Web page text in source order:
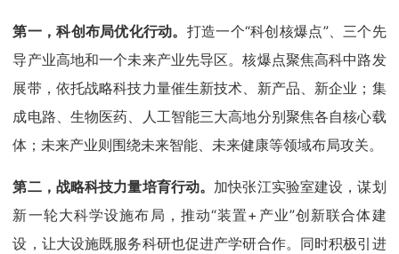
第一，科创布局优化行动。 打造一个“科创核爆点”、三个先
导产业高地和一个未来产业先导区。核爆点聚焦高科中路发
展带，依托战略科技力量催生新技术、新产品、新企业；集
成电路、生物医药、人工智能三大高地分别聚焦各自核心载
体；未来产业则围绕未来智能、未来健康等领域布局攻关。
第二，战略科技力量培育行动。 加快张江实验室建设，谋划
新一轮大科学设施布局，推动“装置+产业”创新联合体建
设，让大设施既服务科研也促进产学研合作。同时积极引进